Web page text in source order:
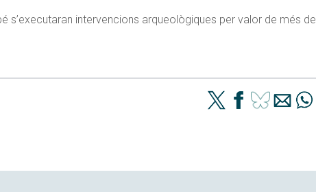
s’executaran intervencions arqueològiques per valor de més de